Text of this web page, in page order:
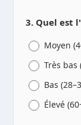
3. Quel est
Moyen
Très bas
Bas
Élevé